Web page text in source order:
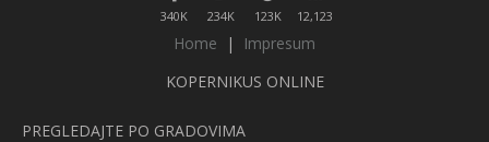
340K 234K 123K 12,123
Home |
Impresum
KOPERNIKUS ONLINE
PREGLEDAJTE PO GRADOVIMA